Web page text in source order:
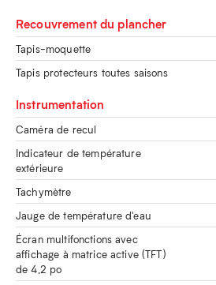
Recouvrement du plancher
Tapis-moquette
Tapis protecteurs toutes saisons
Instrumentation
Caméra de recul
Indicateur de température
extérieure
Tachymètre
Jauge de température d'eau
Écran multifonctions avec
affichage à matrice active (TFT)
de 4,2 po